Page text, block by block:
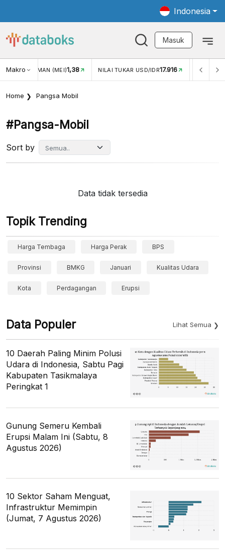
Indonesia
Masuk
MakroWISMAN (MEI)1,38 NILAI TUKAR USD/IDR17.916 INFLASI
Home Pangsa Mobil
#pangsa-Mobil
Sort by
Data tidak tersedia
Topik Trending
Harga Tembaga Harga Perak BPS
Provinsi BMKG Januari Kualitas Udara
Kota Perdagangan Erupsi
Data Populer Lihat Semua
10 Daerah Paling Minim Polusi
Udara di Indonesia, Sabtu Pagi
Kabupaten Tasikmalaya
Peringkat 1
Gunung Semeru Kembali
Erupsi Malam Ini (Sabtu, 8
Agustus 2026)
10 Sektor Saham Menguat,
Infrastruktur Memimpin
(Jumat, 7 Agustus 2026)